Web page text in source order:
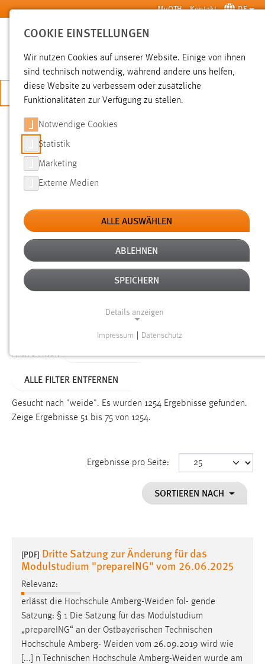
Zum Hauptinhalt springen MyOTH Kontakt DE
SUCHE
JETZT BEWERBEN
SUCHE
FILTER
Typ
Erstellungsdatum
Alter
Aktive Filter:
ALLE FILTER ENTFERNEN
Gesucht nach "weide". Es wurden 1254 Ergebnisse gefunden.
Zeige Ergebnisse 51 bis 75 von 1254.
Ergebnisse pro Seite:
SORTIEREN NACH
[PDF] Dritte Satzung zur Änderung für das
Modulstudium "prepareING" vom 26.06.2025
Relevanz:
erlässt die Hochschule Amberg-Weiden fol- gende
Satzung: § 1 Die Satzung für das Modulstudium
„prepareING“ an der Ostbayerischen Technischen
Hochschule Amberg- Weiden vom 26.09.2019 wird wie
[...] n Technischen Hochschule Amberg-Weiden wurde am
COOKIE EINSTELLUNGEN
Wir nutzen Cookies auf unserer Website. Einige von ihnen
sind technisch notwendig, während andere uns helfen,
diese Website zu verbessern oder zusätzliche
Funktionalitäten zur Verfügung zu stellen.
Notwendige Cookies
Statistik
Marketing
Externe Medien
ALLE AUSWÄHLEN
ABLEHNEN
SPEICHERN
Details anzeigen
Funktionen und sind für die einwandfreie Funktion der
Einverständnis
cookie_consent
Dieser Cookie speichert die ausgewählten Einverständnis-
Name:
staticfilecache
Zweck:
Für performante Seitenauslieferung wird in diesem Cookie
gespeichert, ob man eingeloggt ist.
Impressum Datenschutz